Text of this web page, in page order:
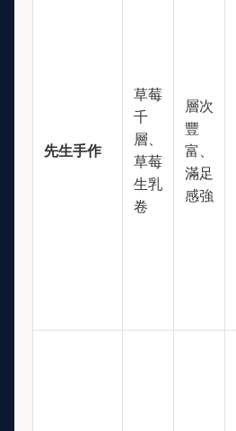
先生手作
草莓
千
層、
草莓
生乳
卷
層次
豐
富、
滿足
感強